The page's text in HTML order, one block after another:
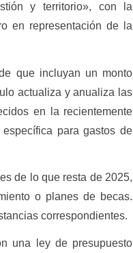
y territorio», con la
en representación de la
que incluyan un monto
actualiza y anualiza las
en la recientemente
para gastos de
de lo que resta de 2025,
o planes de becas.
correspondientes.
una ley de presupuesto